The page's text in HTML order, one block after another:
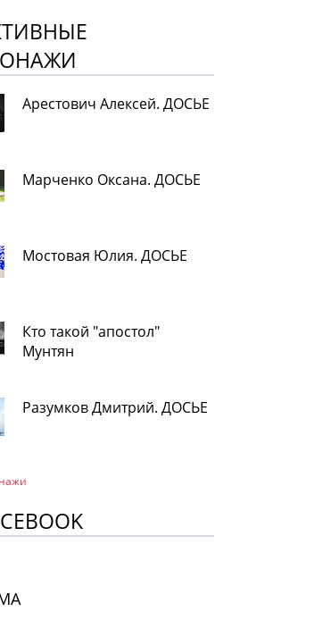
Арестович Алексей. ДОСЬЕ
Марченко Оксана. ДОСЬЕ
Мостовая Юлия. ДОСЬЕ
Кто такой "апостол"
Мунтян
Разумков Дмитрий. ДОСЬЕ